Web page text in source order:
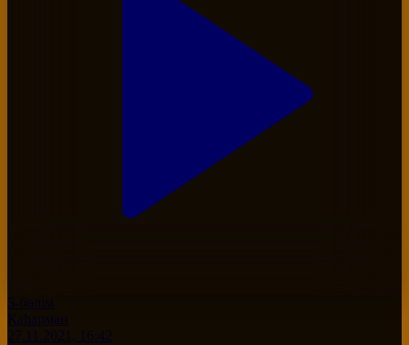
Қаһарман
27.11.2021, 16:42